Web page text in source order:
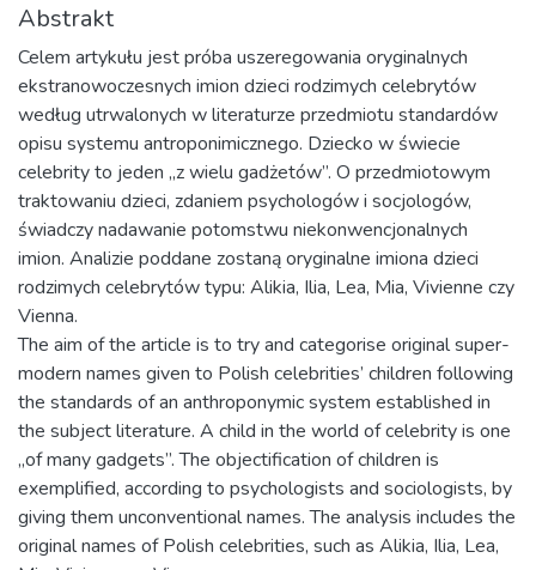
Abstrakt
Celem artykułu jest próba uszeregowania oryginalnych
ekstranowoczesnych imion dzieci rodzimych celebrytów
według utrwalonych w literaturze przedmiotu standardów
opisu systemu antroponimicznego. Dziecko w świecie
celebrity to jeden „z wielu gadżetów”. O przedmiotowym
traktowaniu dzieci, zdaniem psychologów i socjologów,
świadczy nadawanie potomstwu niekonwencjonalnych
imion. Analizie poddane zostaną oryginalne imiona dzieci
rodzimych celebrytów typu: Alikia, Ilia, Lea, Mia, Vivienne czy
Vienna.
The aim of the article is to try and categorise original super-
modern names given to Polish celebrities’ children following
the standards of an anthroponymic system established in
the subject literature. A child in the world of celebrity is one
„of many gadgets”. The objectification of children is
exemplified, according to psychologists and sociologists, by
giving them unconventional names. The analysis includes the
original names of Polish celebrities, such as Alikia, Ilia, Lea,